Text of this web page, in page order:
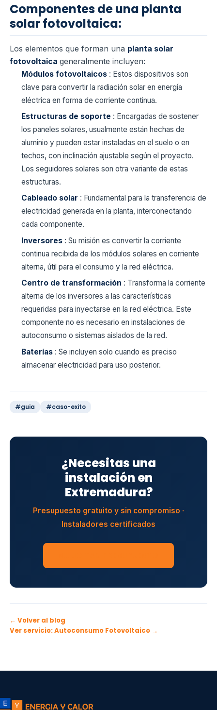
Componentes de una planta
solar fotovoltaica:
Los elementos que forman una planta solar
fotovoltaica generalmente incluyen:
Módulos fotovoltaicos : Estos dispositivos son
clave para convertir la radiación solar en energía
eléctrica en forma de corriente continua.
Estructuras de soporte : Encargadas de sostener
los paneles solares, usualmente están hechas de
aluminio y pueden estar instaladas en el suelo o en
techos, con inclinación ajustable según el proyecto.
Los seguidores solares son otra variante de estas
estructuras.
Cableado solar : Fundamental para la transferencia de
electricidad generada en la planta, interconectando
cada componente.
Inversores : Su misión es convertir la corriente
continua recibida de los módulos solares en corriente
alterna, útil para el consumo y la red eléctrica.
Centro de transformación : Transforma la corriente
alterna de los inversores a las características
requeridas para inyectarse en la red eléctrica. Este
componente no es necesario en instalaciones de
autoconsumo o sistemas aislados de la red.
Baterías : Se incluyen solo cuando es preciso
almacenar electricidad para uso posterior.
#guia #caso-exito
¿Necesitas una
instalación en
Extremadura?
Presupuesto gratuito y sin compromiso ·
Instaladores certificados
← Volver al blog
Ver servicio: Autoconsumo Fotovoltaico →